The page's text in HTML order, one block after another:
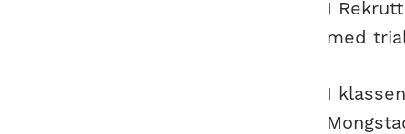
I
med
I